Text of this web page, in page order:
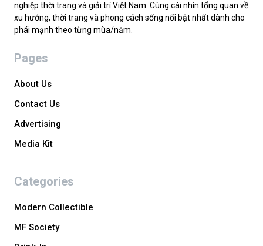
nghiệp thời trang và giải trí Việt Nam. Cùng cái nhìn tổng quan về
xu hướng, thời trang và phong cách sống nổi bật nhất dành cho
phái mạnh theo từng mùa/năm.
Pages
About Us
Contact Us
Advertising
Media Kit
Categories
Modern Collectible
MF Society